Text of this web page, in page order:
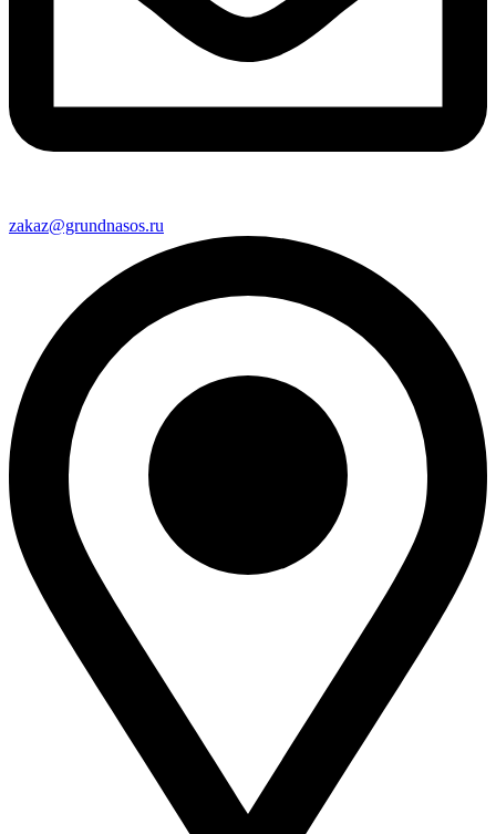
zakaz@grundnasos.ru